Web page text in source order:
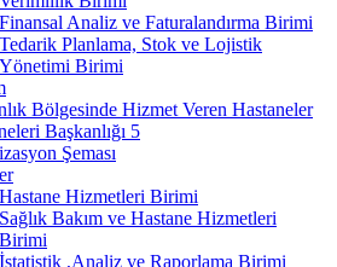
Finansal Analiz ve Faturalandırma Birimi
Tedarik Planlama, Stok ve Lojistik
Yönetimi Birimi
Bölgesinde Hizmet Veren Hastaneler
Başkanlığı 5
Şeması
Hastane Hizmetleri Birimi
Sağlık Bakım ve Hastane Hizmetleri
Birimi
İstatistik ,Analiz ve Raporlama Birimi